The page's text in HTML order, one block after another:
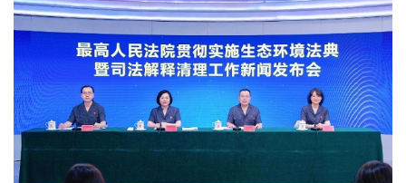
二季度中国清洁能源建设景气指数处于较景气区间
服贸会进入倒计时一个月 180余项创新成果将发布
非必要不乱花 医保个人账户里的钱如何用在刀刃上
"校园贷"换上"新马甲" 警惕暑假期间网络消费陷阱